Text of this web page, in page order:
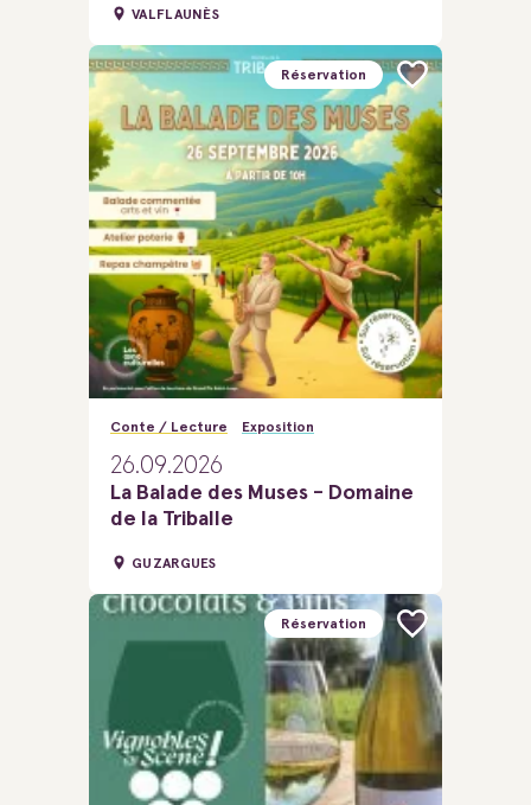
VALFLAUNÈS
Conte / Lecture Exposition
26.09.2026
La Balade des Muses - Domaine
de la Triballe
GUZARGUES
Réservation
Réservation